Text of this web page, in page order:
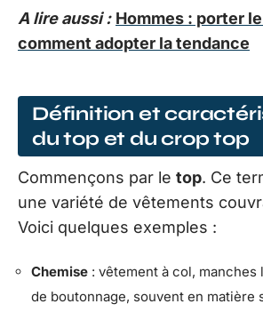
A lire aussi : Hommes : porter
comment adopter la tendance
Définition et
du top et du crop top
Commençons par le top. Ce
une variété de vêtements
Voici quelques exemples :
Chemise : vêtement à col, manches
de boutonnage, souvent en matière